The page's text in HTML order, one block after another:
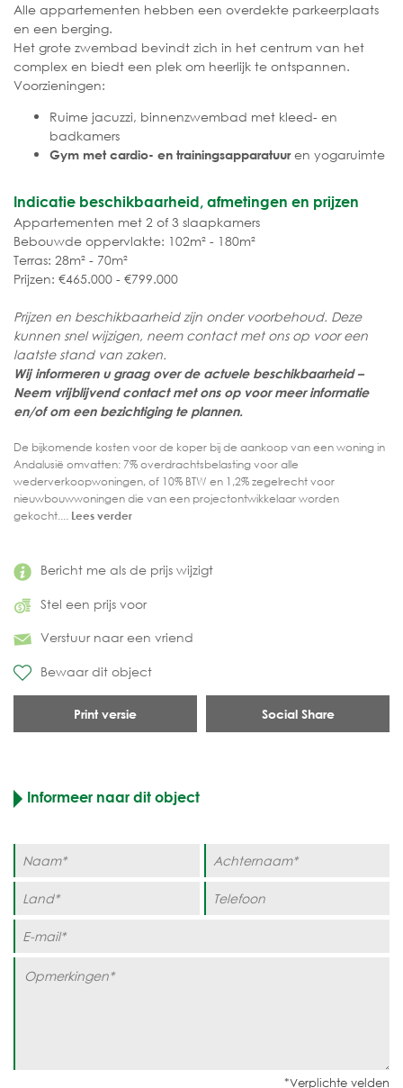
Bericht me als de prijs wijzigt
Stel een prijs voor
Verstuur naar een vriend
Bewaar dit object
Print versie Social Share
Alle appartementen hebben een overdekte parkeerplaats
en een berging.
Het grote zwembad bevindt zich in het centrum van het
complex en biedt een plek om heerlijk te ontspannen.
Voorzieningen:
Ruime jacuzzi, binnenzwembad met kleed- en
badkamers
Gym met cardio- en trainingsapparatuuren yogaruimte
Indicatie beschikbaarheid, afmetingen en prijzen
Appartementen met 2 of 3 slaapkamers
Bebouwde oppervlakte: 102m² - 180m²
Terras: 28m² - 70m²
Prijzen: €465.000 - €799.000
Prijzen en beschikbaarheid zijn onder voorbehoud. Deze
kunnen snel wijzigen, neem contact met ons op voor een
laatste stand van zaken.
Wij informeren u graag over de actuele beschikbaarheid –
Neem vrijblijvend contact met ons op voor meer informatie
en/of om een bezichtiging te plannen.
De bijkomende kosten voor de koper bij de aankoop van een woning in
Andalusië omvatten: 7% overdrachtsbelasting voor alle
wederverkoopwoningen, of 10% BTW en 1,2% zegelrecht voor
nieuwbouwwoningen die van een projectontwikkelaar worden
gekocht.... Lees verder
Informeer naar dit object